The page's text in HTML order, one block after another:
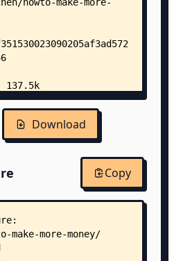
Download
Copy
make-more-money/